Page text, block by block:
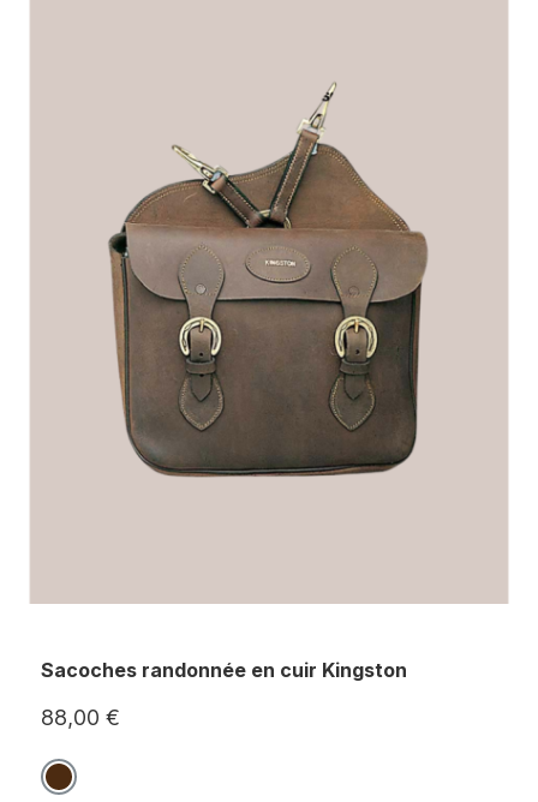
Sacoches randonnée en cuir Kingston
88,00 €